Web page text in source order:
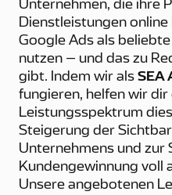
Unternehmen, die ihre
Dienstleistungen
Google Ads als
nutzen – und das zu
gibt. Indem wir als SEA
fungieren, helfen wir
Leistungsspektrum
Steigerung der
Unternehmens und zur
Kundengewinnung voll
Unsere angebotenen